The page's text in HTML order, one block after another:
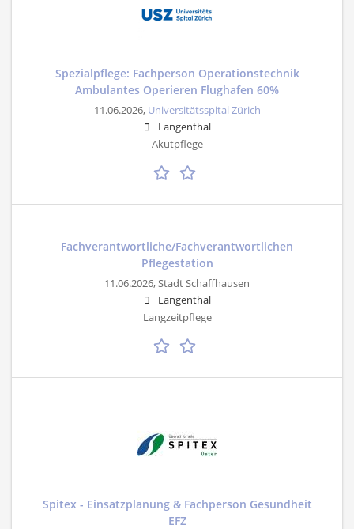
Spezialpflege: Fachperson Operationstechnik
Ambulantes Operieren Flughafen 60%
11.06.2026, Universitätsspital Zürich
Langenthal
Akutpflege
Fachverantwortliche/Fachverantwortlichen
Pflegestation
11.06.2026,Stadt Schaffhausen
Langenthal
Langzeitpflege
Spitex - Einsatzplanung & Fachperson Gesundheit
EFZ